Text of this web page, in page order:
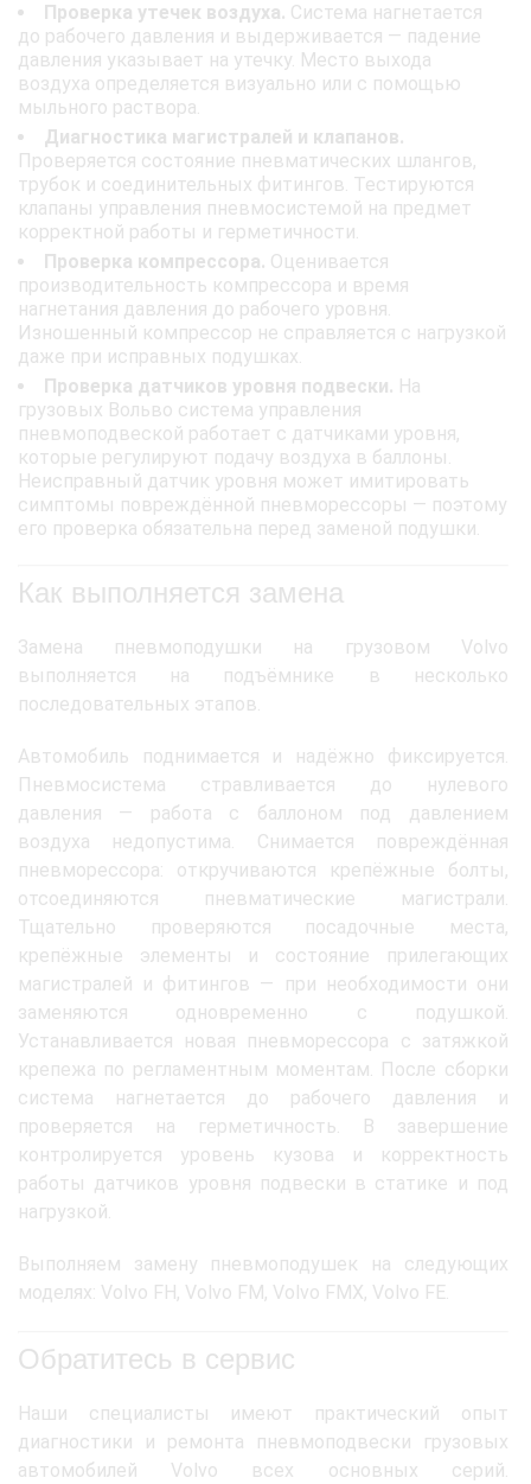
Проверка утечек воздуха. Система нагнетается
до рабочего давления и выдерживается — падение
давления указывает на утечку. Место выхода
воздуха определяется визуально или с помощью
мыльного раствора.
Диагностика магистралей и клапанов.
Проверяется состояние пневматических шлангов,
трубок и соединительных фитингов. Тестируются
клапаны управления пневмосистемой на предмет
корректной работы и герметичности.
Проверка компрессора. Оценивается
производительность компрессора и время
нагнетания давления до рабочего уровня.
Изношенный компрессор не справляется с нагрузкой
даже при исправных подушках.
Проверка датчиков уровня подвески. На
грузовых Вольво система управления
пневмоподвеской работает с датчиками уровня,
которые регулируют подачу воздуха в баллоны.
Неисправный датчик уровня может имитировать
симптомы повреждённой пневморессоры — поэтому
его проверка обязательна перед заменой подушки.
Как выполняется замена
Замена пневмоподушки на грузовом Volvo
выполняется на подъёмнике в несколько
последовательных этапов.
Автомобиль поднимается и надёжно фиксируется.
Пневмосистема стравливается до нулевого
давления — работа с баллоном под давлением
воздуха недопустима. Снимается повреждённая
пневморессора: откручиваются крепёжные болты,
отсоединяются пневматические магистрали.
Тщательно проверяются посадочные места,
крепёжные элементы и состояние прилегающих
магистралей и фитингов — при необходимости они
заменяются одновременно с подушкой.
Устанавливается новая пневморессора с затяжкой
крепежа по регламентным моментам. После сборки
система нагнетается до рабочего давления и
проверяется на герметичность. В завершение
контролируется уровень кузова и корректность
работы датчиков уровня подвески в статике и под
нагрузкой.
Выполняем замену пневмоподушек на следующих
моделях: Volvo FH, Volvo FM, Volvo FMX, Volvo FE.
Обратитесь в сервис
Наши специалисты имеют практический опыт
диагностики и ремонта пневмоподвески грузовых
автомобилей Volvo всех основных серий.